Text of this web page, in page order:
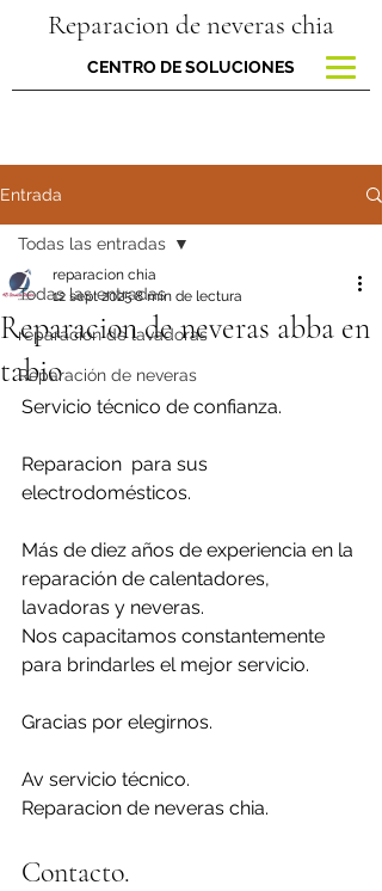
Reparacion de neveras chia
CENTRO DE SOLUCIONES
Entrada
Todas las entradas
reparacion de lavadoras
Reparación de neveras
Todas las entradas
Reparacion de neveras abba en
tabio
reparacion chia
12 sept 20258 min de lectura
Servicio técnico de confianza.
Reparacion  para sus
electrodomésticos.
Más de diez años de experiencia en la
reparación de calentadores,
lavadoras y neveras.
Nos capacitamos constantemente
para brindarles el mejor servicio.
Gracias por elegirnos.
Av servicio técnico.
Reparacion de neveras chia.
Contacto.